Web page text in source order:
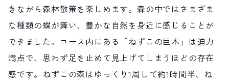
きながら森林散策を楽しめます。森の中ではさまざま
な種類の蝶が舞い、豊かな自然を身近に感じることが
できました。コース内にある「ねずこの巨木」は迫力
満点で、思わず足を止めて見上げてしまうほどの存在
感です。ねずこの森はゆっくり1周して約1時間半、ね